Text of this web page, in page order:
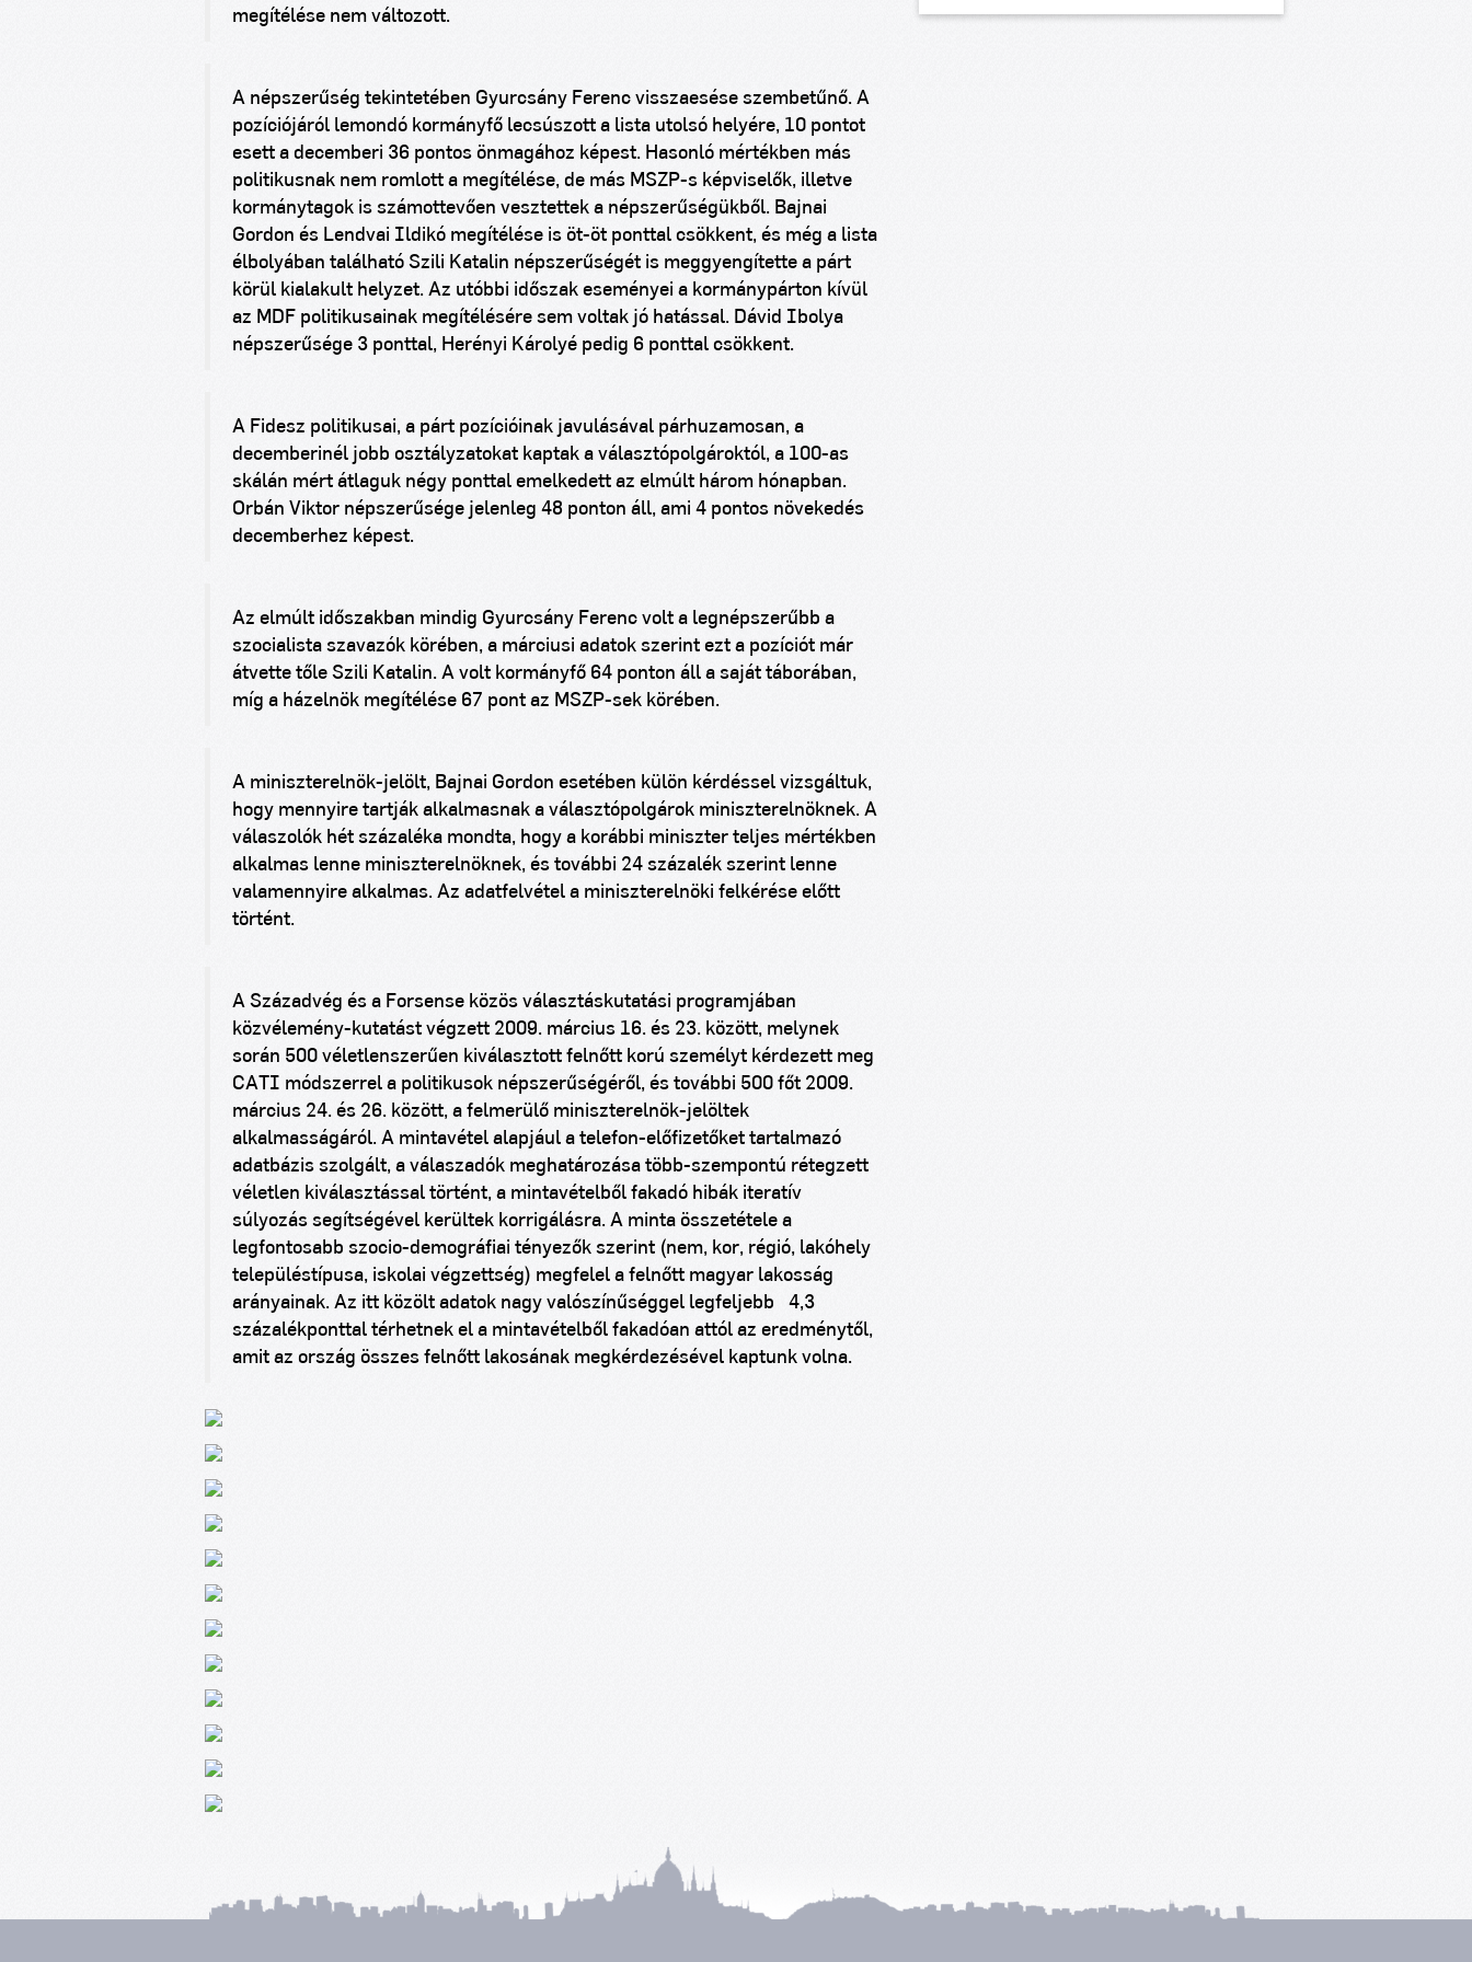
megítélése nem változott.
A népszerűség tekintetében Gyurcsány Ferenc visszaesése szembetűnő. A
pozíciójáról lemondó kormányfő lecsúszott a lista utolsó helyére, 10 pontot
esett a decemberi 36 pontos önmagához képest. Hasonló mértékben más
politikusnak nem romlott a megítélése, de más MSZP-s képviselők, illetve
kormánytagok is számottevően vesztettek a népszerűségükből. Bajnai
Gordon és Lendvai Ildikó megítélése is öt-öt ponttal csökkent, és még a lista
élbolyában található Szili Katalin népszerűségét is meggyengítette a párt
körül kialakult helyzet. Az utóbbi időszak eseményei a kormánypárton kívül
az MDF politikusainak megítélésére sem voltak jó hatással. Dávid Ibolya
népszerűsége 3 ponttal, Herényi Károlyé pedig 6 ponttal csökkent.
A Fidesz politikusai, a párt pozícióinak javulásával párhuzamosan, a
decemberinél jobb osztályzatokat kaptak a választópolgároktól, a 100-as
skálán mért átlaguk négy ponttal emelkedett az elmúlt három hónapban.
Orbán Viktor népszerűsége jelenleg 48 ponton áll, ami 4 pontos növekedés
decemberhez képest.
Az elmúlt időszakban mindig Gyurcsány Ferenc volt a legnépszerűbb a
szocialista szavazók körében, a márciusi adatok szerint ezt a pozíciót már
átvette tőle Szili Katalin. A volt kormányfő 64 ponton áll a saját táborában,
míg a házelnök megítélése 67 pont az MSZP-sek körében.
A miniszterelnök-jelölt, Bajnai Gordon esetében külön kérdéssel vizsgáltuk,
hogy mennyire tartják alkalmasnak a választópolgárok miniszterelnöknek. A
válaszolók hét százaléka mondta, hogy a korábbi miniszter teljes mértékben
alkalmas lenne miniszterelnöknek, és további 24 százalék szerint lenne
valamennyire alkalmas. Az adatfelvétel a miniszterelnöki felkérése előtt
történt.
A Századvég és a Forsense közös választáskutatási programjában
közvélemény-kutatást végzett 2009. március 16. és 23. között, melynek
során 500 véletlenszerűen kiválasztott felnőtt korú személyt kérdezett meg
CATI módszerrel a politikusok népszerűségéről, és további 500 főt 2009.
március 24. és 26. között, a felmerülő miniszterelnök-jelöltek
alkalmasságáról. A mintavétel alapjául a telefon-előfizetőket tartalmazó
adatbázis szolgált, a válaszadók meghatározása több-szempontú rétegzett
véletlen kiválasztással történt, a mintavételből fakadó hibák iteratív
súlyozás segítségével kerültek korrigálásra. A minta összetétele a
legfontosabb szocio-demográfiai tényezők szerint (nem, kor, régió, lakóhely
településtípusa, iskolai végzettség) megfelel a felnőtt magyar lakosság
arányainak. Az itt közölt adatok nagy valószínűséggel legfeljebb ±4,3
százalékponttal térhetnek el a mintavételből fakadóan attól az eredménytől,
amit az ország összes felnőtt lakosának megkérdezésével kaptunk volna.